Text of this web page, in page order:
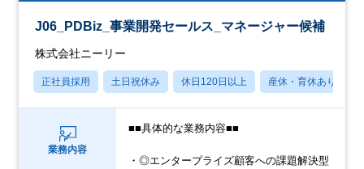
J06_PDBiz_事業開発セールス_マネージャー候補
株式会社ニーリー
正社員採用 土日祝休み 休日120日以上 産休・育休あり
業務内容
■■具体的な業務内容■■
・◎エンタープライズ顧客への課題解決型